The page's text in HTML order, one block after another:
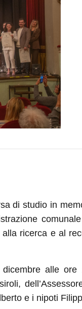
di studio in
ricerca e al
dicembrealle ore
e i nipoti